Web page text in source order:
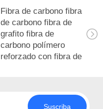
Fibra de carbono fibra
de carbono fibra de
grafito fibra de
carbono polímero
reforzado con fibra de
Suscriba